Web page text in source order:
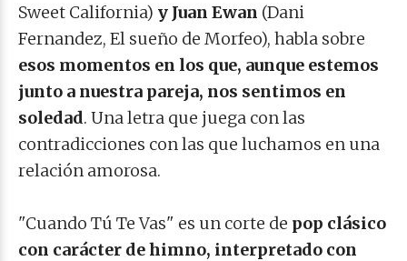
Sweet California) y Juan Ewan (Dani
Fernandez, El sueño de Morfeo), habla sobre
esos momentos en los que, aunque estemos
junto a nuestra pareja, nos sentimos en
soledad. Una letra que juega con las
contradicciones con las que luchamos en una
relación amorosa.
"Cuando Tú Te Vas" es un corte de pop clásico
con carácter de himno, interpretado con